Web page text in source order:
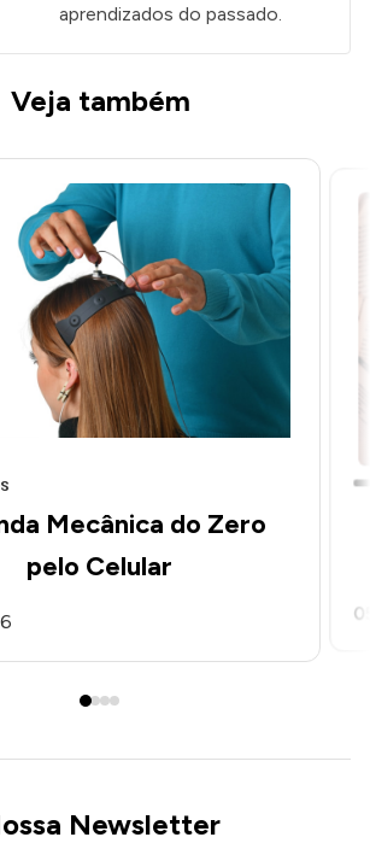
aprendizados do passado.
Veja também
Mecânica do Zero
pelo Celular
Newsletter